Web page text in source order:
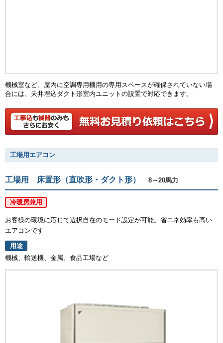
機械室など、屋内に空調専用機用の専用スペースが確保されていない場
合には、天井埋込ダクト形室内ユニットの設置で対応できます。
工場用エアコン
工場用 床置形（直吹形・ダクト形） 8～20馬力
冷暖房兼用
お客様の環境に応じて選択自在のモード設定が可能。省エネ効率も高い
エアコンです
用途
機械、輸送機、金属、食品工場など